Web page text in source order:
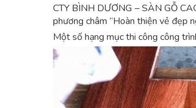
CTY BÌNH DƯƠNG – SÀN GỖ
phương châm “Hoàn thiện vẻ đẹp
Một số hạng mục thi công công